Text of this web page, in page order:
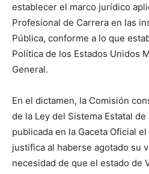
establecer el marco jurídico
Profesional de Carrera en las
Pública, conforme a lo que
Política de los Estados Unidos
General.
En el dictamen, la Comisión
de la Ley del Sistema Estatal
publicada en la Gaceta Oficial
justifica al haberse agotado su
necesidad de que el estado de